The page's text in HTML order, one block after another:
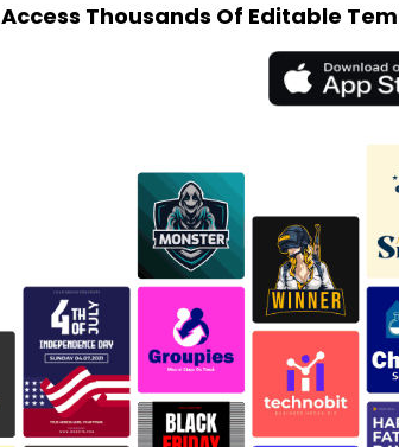
Access Thousands Of Editable